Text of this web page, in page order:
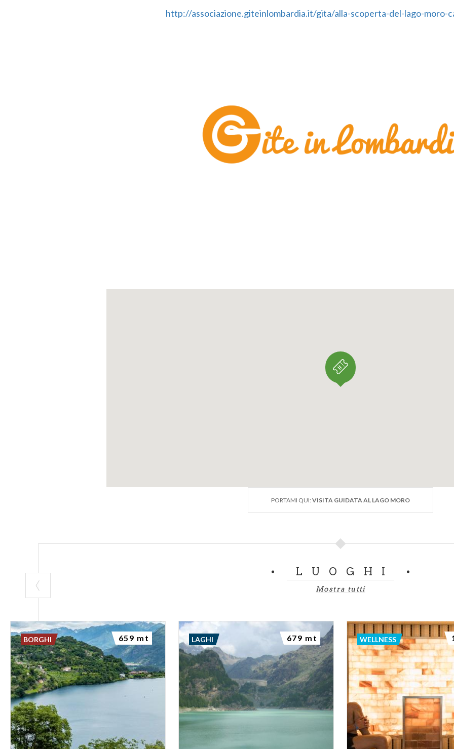
http://associazione.giteinlombardia.it/gita/alla-scoperta-del-lago-moro-
PORTAMI QUI: VISITA GUIDATA AL LAGO MORO
LUOGHI
Mostra tutti
BORGHI 659 mt LAGHI 679 mt WELLNESS